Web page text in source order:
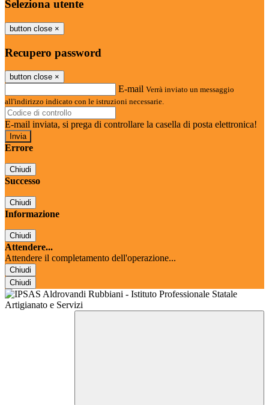
Seleziona utente
button close ×
Recupero password
button close ×
E-mail Verrà inviato un messaggio
all'indirizzo indicato con le istruzioni necessarie.
E-mail inviata, si prega di controllare la casella di posta elettronica!
Errore
Chiudi
Successo
Chiudi
Informazione
Chiudi
Attendere...
Attendere il completamento dell'operazione...
Chiudi
Chiudi